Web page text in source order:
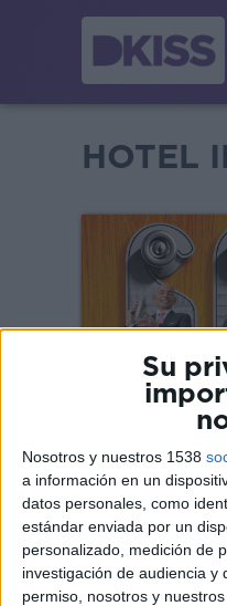
Su
Nosotros y nuestros 1538
a información en un
datos personales, como
estándar enviada por un
personalizado, medición de
investigación de audiencia y
permiso, nosotros y
HOTEL
Anthony
cuando se
hoteles